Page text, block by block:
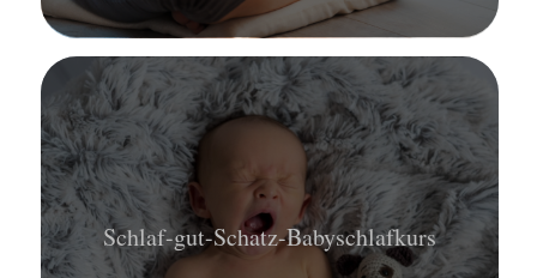
Schlaf-gut-Schatz-Babyschlafkurs